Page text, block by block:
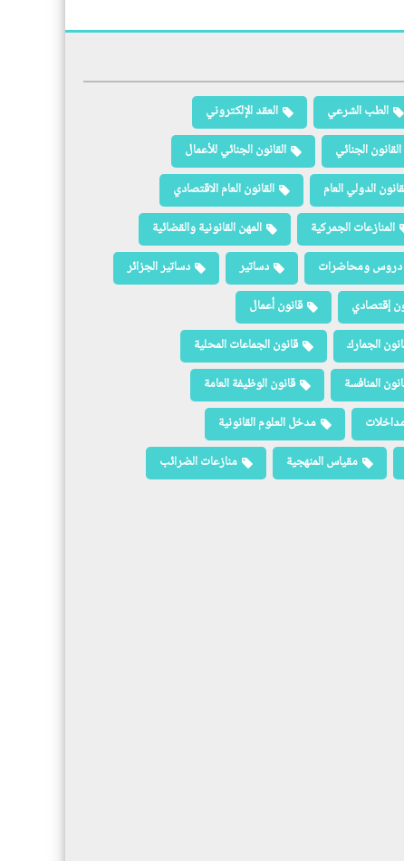
الطب الشرعي
العقد الإلكتروني
القانون الجنائي
القانون الجنائي للأعمال
الدولي العام
القانون العام الاقتصادي
المنازعات الجمركية
المهن القانونية والقضائية
دروس ومحاضرات دساتير
دساتير الجزائر
إقتصادي
قانون أعمال
الجمارك
قانون الجماعات المحلية
المنافسة
قانون الوظيفة العامة
مدخل العلوم القانونية
مقياس المنهجية
منازعات الضرائب